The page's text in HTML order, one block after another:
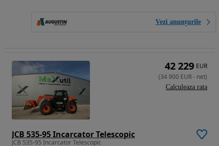
Vezi anunțurile
JCB 535-95 Incarcator Telescopic
JCB 535-95 Incarcator Telescopic
42 229 EUR
(34 900 EUR- net)
Calculeaza rata